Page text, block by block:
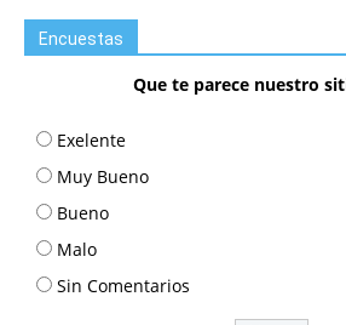
Encuestas
Que te parece nuestro
Exelente
Muy Bueno
Bueno
Malo
Sin Comentarios